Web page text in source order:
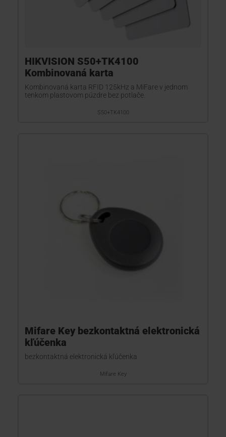
HIKVISION S50+TK4100
Kombinovaná karta
Kombinovaná karta RFID 125kHz a MiFare v jednom
tenkom plastovom púzdre bez potlače.
S50+TK4100
Mifare Key bezkontaktná elektronická
kľúčenka
bezkontaktná elektronická kľúčenka
Mifare Key